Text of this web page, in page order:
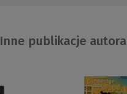
Inne publikacje autora